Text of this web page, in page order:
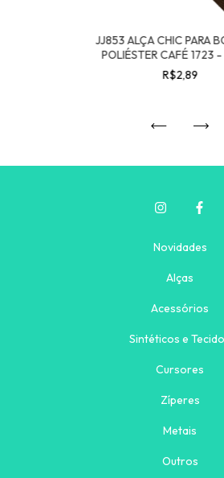
JJ853 ALÇA CHIC PARA
POLIÉSTER CAFÉ 1723
1,00MT
R$2,89
Novidades
Alças
Acessórios
Sintéticos e
Cursores
Zíperes
Metais
Outros